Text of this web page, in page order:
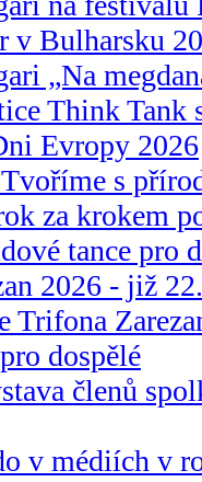
v Bulharsku
„Na
Think Tank
Evropy 2026
s
za krokem
tance pro
2026 - již
Trifona
dospělé
členů
v médiích v